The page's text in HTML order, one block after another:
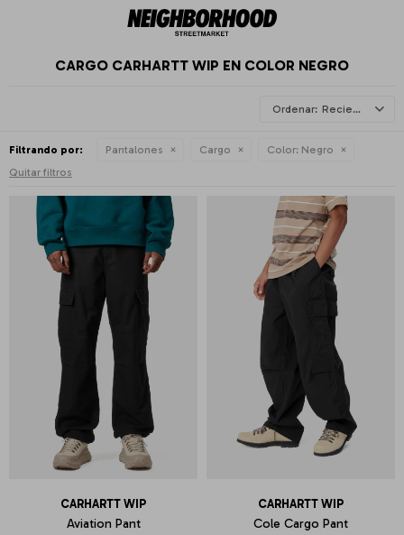
CARGO CARHARTT WIP EN COLOR NEGRO
Recientes
Filtrando por: Pantalones Cargo Color: Negro
Quitar filtros
CARHARTT WIP
Aviation Pant
CARHARTT WIP
Cole Cargo Pant